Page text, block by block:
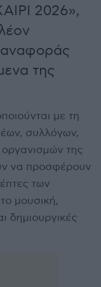
2026»,
αναφοράς
της
με τη
συλλόγων,
οργανισμών της
να προσφέρουν
των
μουσική,
δημιουργικές